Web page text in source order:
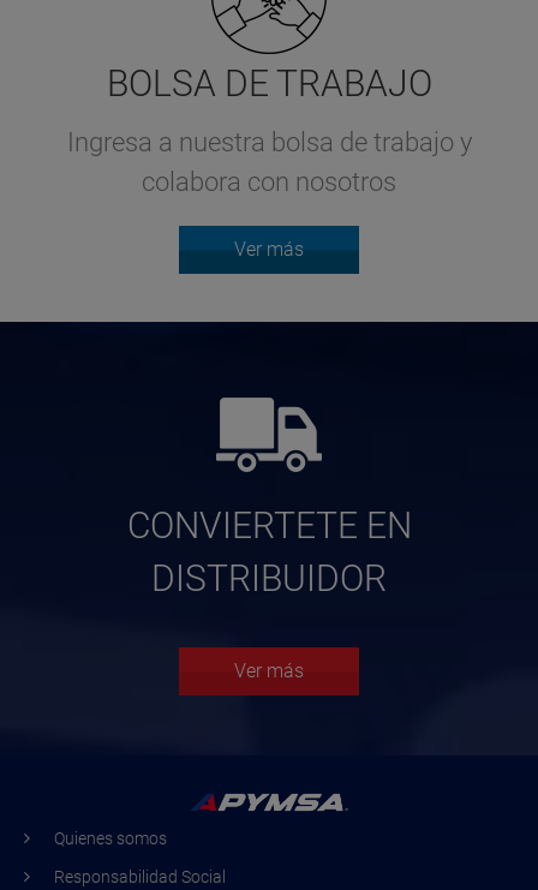
BOLSA DE TRABAJO
Ingresa a nuestra bolsa de trabajo y
colabora con nosotros
Ver más
CONVIERTETE EN
DISTRIBUIDOR
Ver más
Quienes somos
Responsabilidad Social